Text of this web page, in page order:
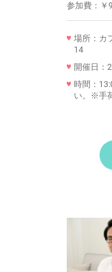
参加費： ￥
場所：カ
14
開催日：
時間：
い。※手